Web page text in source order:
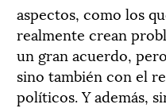
aspectos, como los
realmente crean
un gran acuerdo,
sino también con el
políticos. Y además,